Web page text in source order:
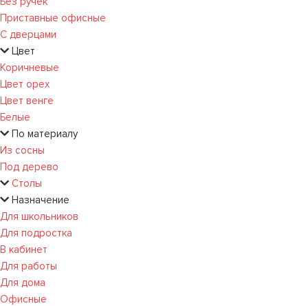
Приставные офисные
С дверцами
Цвет
Коричневые
Цвет орех
Цвет венге
Белые
По материалу
Из сосны
Под дерево
Столы
Назначение
Для школьников
Для подростка
В кабинет
Для работы
Для дома
Офисные